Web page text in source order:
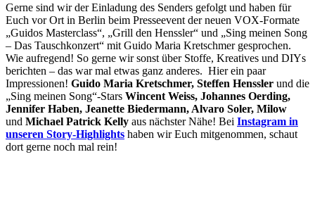
Gerne sind wir der Einladung des Senders gefolgt und haben für
Euch vor Ort in Berlin beim Presseevent der neuen VOX-Formate
„Guidos Masterclass“, „Grill den Henssler“ und „Sing meinen Song
– Das Tauschkonzert“ mit Guido Maria Kretschmer gesprochen.
Wie aufregend! So gerne wir sonst über Stoffe, Kreatives und DIYs
berichten – das war mal etwas ganz anderes. Hier ein paar
Impressionen! Guido Maria Kretschmer, Steffen Henssler und die
„Sing meinen Song“-Stars Wincent Weiss, Johannes Oerding,
Jennifer Haben, Jeanette Biedermann, Alvaro Soler, Milow
und Michael Patrick Kelly aus nächster Nähe! Bei Instagram in
unseren Story-Highlights haben wir Euch mitgenommen, schaut
dort gerne noch mal rein!